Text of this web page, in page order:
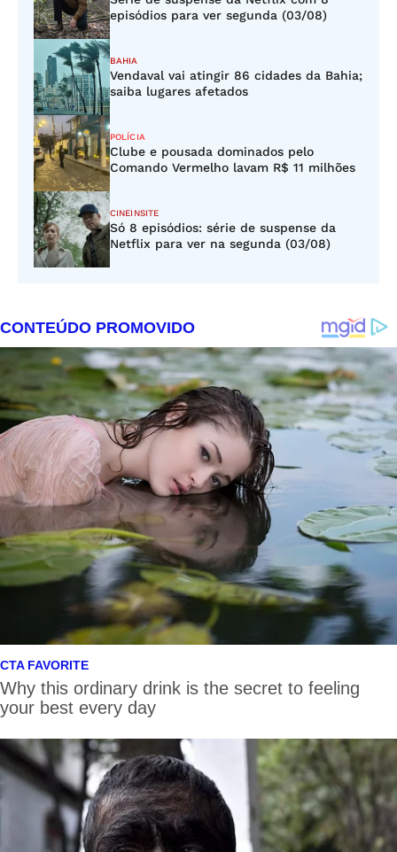
episódios para ver segunda (03/08)
BAHIA
Vendaval vai atingir 86 cidades da Bahia;
saiba lugares afetados
POLÍCIA
Clube e pousada dominados pelo
Comando Vermelho lavam R$ 11 milhões
CINEINSITE
Só 8 episódios: série de suspense da
Netflix para ver na segunda (03/08)